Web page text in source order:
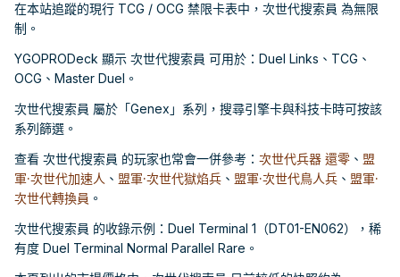
在本站追蹤的現行 TCG / OCG 禁限卡表中，次世代搜索員 為無限
制。
YGOPRODeck 顯示 次世代搜索員 可用於：Duel Links、TCG、
OCG、Master Duel。
次世代搜索員 屬於「Genex」系列，搜尋引擎卡與科技卡時可按該
系列篩選。
查看 次世代搜索員 的玩家也常會一併參考： 次世代兵器 還零 、 盟
軍·次世代加速人 、 盟軍·次世代獄焰兵 、 盟軍·次世代鳥人兵 、 盟軍·
次世代轉換員 。
次世代搜索員 的收錄示例：Duel Terminal 1（DT01-EN062），稀
有度 Duel Terminal Normal Parallel Rare。